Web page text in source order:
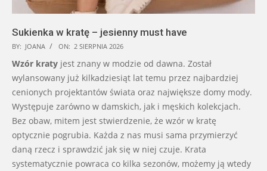
Sukienka w kratę – jesienny must have
BY: JOANA ON: 2 SIERPNIA 2026
Wzór kraty jest znany w modzie od dawna. Został
wylansowany już kilkadziesiąt lat temu przez najbardziej
cenionych projektantów świata oraz największe domy mody.
Występuje zarówno w damskich, jak i męskich kolekcjach.
Bez obaw, mitem jest stwierdzenie, że wzór w kratę
optycznie pogrubia. Każda z nas musi sama przymierzyć
daną rzecz i sprawdzić jak się w niej czuje. Krata
systematycznie powraca co kilka sezonów, możemy ją wtedy